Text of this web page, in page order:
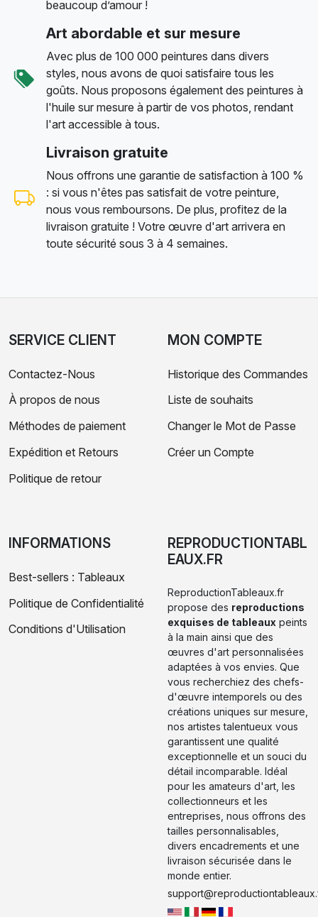
beaucoup d’amour !
Art abordable et sur mesure
Avec plus de 100 000 peintures dans divers
styles, nous avons de quoi satisfaire tous les
goûts. Nous proposons également des peintures à
l'huile sur mesure à partir de vos photos, rendant
l'art accessible à tous.
Livraison gratuite
Nous offrons une garantie de satisfaction à 100 %
: si vous n'êtes pas satisfait de votre peinture,
nous vous remboursons. De plus, profitez de la
livraison gratuite ! Votre œuvre d'art arrivera en
toute sécurité sous 3 à 4 semaines.
SERVICE CLIENT
Contactez-Nous
À propos de nous
Méthodes de paiement
Expédition et Retours
Politique de retour
MON COMPTE
Historique des Commandes
Liste de souhaits
Changer le Mot de Passe
Créer un Compte
INFORMATIONS
Best-sellers : Tableaux
Politique de Confidentialité
Conditions d'Utilisation
REPRODUCTIONTABL
EAUX.FR
ReproductionTableaux.fr
propose des reproductions
exquises de tableaux peints
à la main ainsi que des
œuvres d'art personnalisées
adaptées à vos envies. Que
vous recherchiez des chefs-
d'œuvre intemporels ou des
créations uniques sur mesure,
nos artistes talentueux vous
garantissent une qualité
exceptionnelle et un souci du
détail incomparable. Idéal
pour les amateurs d'art, les
collectionneurs et les
entreprises, nous offrons des
tailles personnalisables,
divers encadrements et une
livraison sécurisée dans le
monde entier.